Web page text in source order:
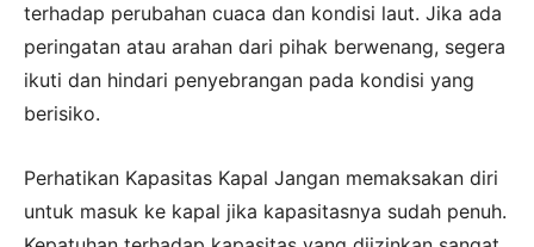
terhadap perubahan cuaca dan kondisi laut. Jika ada
peringatan atau arahan dari pihak berwenang, segera
ikuti dan hindari penyebrangan pada kondisi yang
berisiko.
Perhatikan Kapasitas Kapal Jangan memaksakan diri
untuk masuk ke kapal jika kapasitasnya sudah penuh.